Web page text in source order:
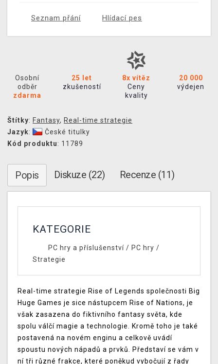
Seznam přání Hlídací pes
Osobní
odběr
zdarma
25 let
zkušeností
8x vítěz
Ceny
kvality
20 000
výdejen
Štítky: Fantasy, Real-time strategie
Jazyk:
České titulky
Kód produktu: 11789
Popis Diskuze (22) Recenze (11)
KATEGORIE
PC hry a příslušenství/ PC hry /
Strategie
Real-time strategie Rise of Legends společnosti Big
Huge Games je sice nástupcem Rise of Nations, je
však zasazena do fiktivního fantasy světa, kde
spolu válčí magie a technologie. Kromě toho je také
postavená na novém enginu a celkově uvádí
spoustu nových nápadů a prvků. Představí se vám v
ní tři různé frakce, které poněkud vybočují z řady